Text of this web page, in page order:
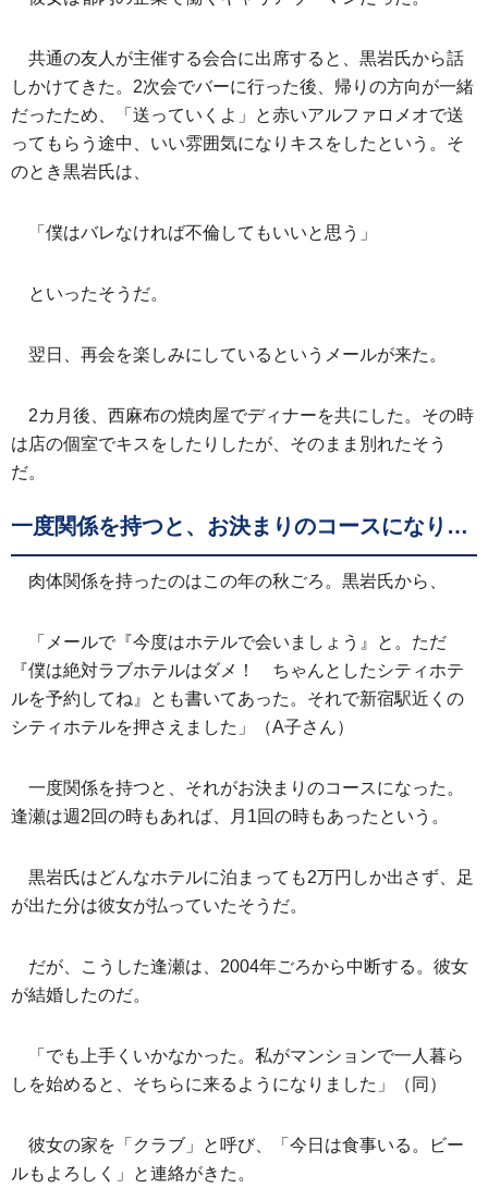
共通の友人が主催する会合に出席すると、黒岩氏から話
しかけてきた。2次会でバーに行った後、帰りの方向が一緒
だったため、「送っていくよ」と赤いアルファロメオで送
ってもらう途中、いい雰囲気になりキスをしたという。そ
のとき黒岩氏は、
「僕はバレなければ不倫してもいいと思う」
といったそうだ。
翌日、再会を楽しみにしているというメールが来た。
2カ月後、西麻布の焼肉屋でディナーを共にした。その時
は店の個室でキスをしたりしたが、そのまま別れたそう
だ。
一度関係を持つと、お決まりのコースになり…
肉体関係を持ったのはこの年の秋ごろ。黒岩氏から、
「メールで『今度はホテルで会いましょう』と。ただ
『僕は絶対ラブホテルはダメ！ ちゃんとしたシティホテ
ルを予約してね』とも書いてあった。それで新宿駅近くの
シティホテルを押さえました」（A子さん）
一度関係を持つと、それがお決まりのコースになった。
逢瀬は週2回の時もあれば、月1回の時もあったという。
黒岩氏はどんなホテルに泊まっても2万円しか出さず、足
が出た分は彼女が払っていたそうだ。
だが、こうした逢瀬は、2004年ごろから中断する。彼女
が結婚したのだ。
「でも上手くいかなかった。私がマンションで一人暮ら
しを始めると、そちらに来るようになりました」（同）
彼女の家を「クラブ」と呼び、「今日は食事いる。ビー
ルもよろしく」と連絡がきた。